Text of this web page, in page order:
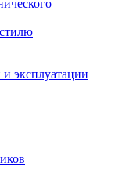
эксплуатации